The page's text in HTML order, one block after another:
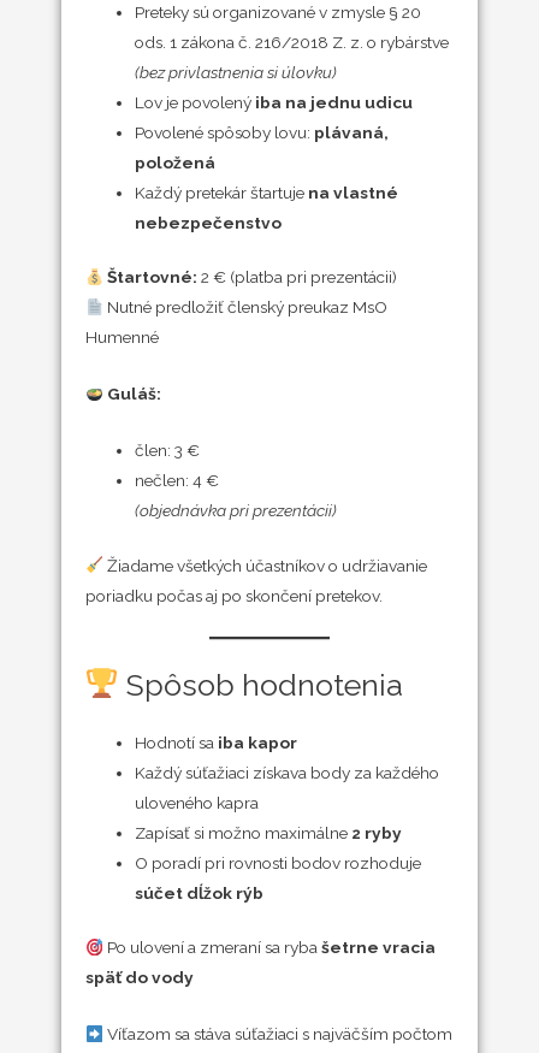
Preteky sú organizované v zmysle § 20
ods. 1 zákona č. 216/2018 Z. z. o rybárstve
(bez privlastnenia si úlovku)
Lov je povolený iba na jednu udicu
Povolené spôsoby lovu: plávaná,
položená
Každý pretekár štartuje na vlastné
nebezpečenstvo
Štartovné: 2 € (platba pri prezentácii)
Nutné predložiť členský preukaz MsO
Humenné
Guláš:
člen: 3 €
nečlen: 4 €
(objednávka pri prezentácii)
Žiadame všetkých účastníkov o udržiavanie
poriadku počas aj po skončení pretekov.
Spôsob hodnotenia
Hodnotí sa iba kapor
Každý súťažiaci získava body za každého
uloveného kapra
Zapísať si možno maximálne 2 ryby
O poradí pri rovnosti bodov rozhoduje
súčet dĺžok rýb
Po ulovení a zmeraní sa rybašetrne vracia
späť do vody
Víťazom sa stáva súťažiaci s najväčším počtom